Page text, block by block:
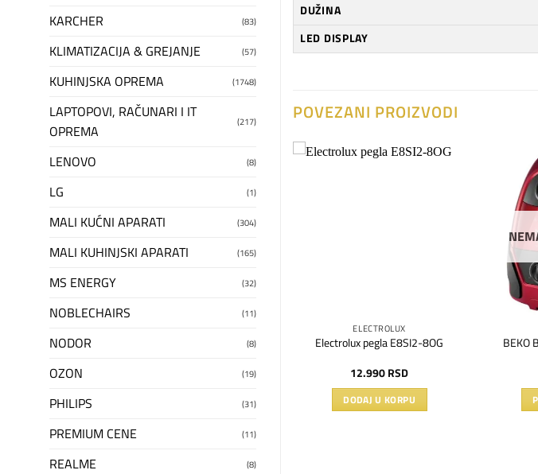
KARCHER (83)
KLIMATIZACIJA & GREJANJE (57)
KUHINJSKA OPREMA (1748)
LAPTOPOVI, RAČUNARI I IT
OPREMA
(217)
LENOVO (8)
LG (1)
MALI KUĆNI APARATI (304)
MALI KUHINJSKI APARATI (165)
MS ENERGY (32)
NOBLECHAIRS (11)
NODOR (8)
OZON (19)
PHILIPS (31)
PREMIUM CENE (11)
REALME (8)
DUŽINA
LED DISPLAY
POVEZANI PROIZVODI
ELECTROLUX
Electrolux pegla E8SI2-8OG
12.990RSD
DODAJ U KORPU
BEKO
Dodaj
na
želja
VRR 60314
na
želja